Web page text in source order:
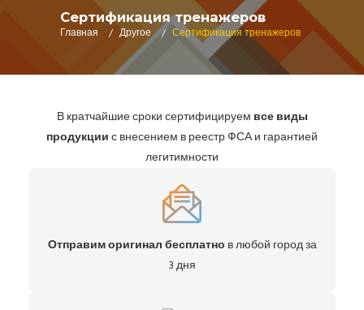
Сертификация тренажеров
Главная
/ Другое / Сертификация тренажеров
В кратчайшие сроки сертифицируем все виды
продукциис внесением в реестр ФСА и гарантией
легитимности
Отправим оригинал бесплатно в любой город за
3 дня